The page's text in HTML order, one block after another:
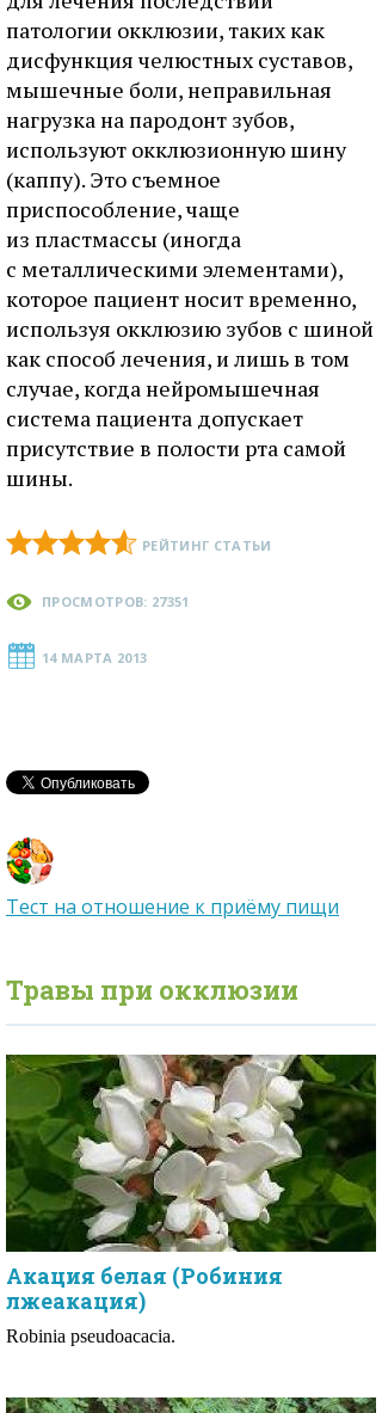
патологии окклюзии, таких как
дисфункция челюстных суставов,
мышечные боли, неправильная
нагрузка на пародонт зубов,
используют окклюзионную шину
(каппу). Это съемное
приспособление, чаще
из пластмассы (иногда
с металлическими элементами),
которое пациент носит временно,
используя окклюзию зубов с шиной
как способ лечения, и лишь в том
случае, когда нейромышечная
система пациента допускает
присутствие в полости рта самой
шины.
РЕЙТИНГ СТАТЬИ
ПРОСМОТРОВ: 27351
14 МАРТА 2013
Тест на отношение к приёму пищи
Травы при окклюзии
Акация белая (Робиния
лжеакация)
Robinia pseudoacacia.